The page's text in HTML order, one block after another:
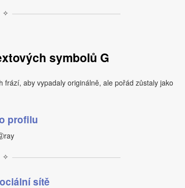
✧
symbolů G
aby vypadaly originálně, ale pořád zůstaly jako
profilu
✧
sítě